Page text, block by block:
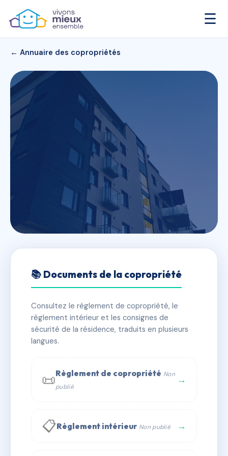
☰
← Annuaire des copropriétés
20 RUE DE LA REPUBLIQUE
✓ Immatriculée 🏠 6 lots 🏗 1 bâtiment(s)
📞 Contacter Syndic Digital
📚 Documents de la copropriété
Consultez le règlement de copropriété, le
règlement intérieur et les consignes de
sécurité de la résidence, traduits en plusieurs
langues.
📜Règlement de copropriété Non
publié
→
📋Règlement intérieur Non publié →